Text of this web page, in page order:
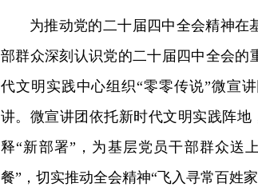
为推动党的二十届四中全会精神在
部群众深刻认识党的二十届四中全会
代文明实践中心组织“零零传说”微宣
讲。微宣讲团依托新时代文明实践阵地
释“新部署”，为基层党员干部群众送
餐”，切实推动全会精神“飞入寻常百姓家